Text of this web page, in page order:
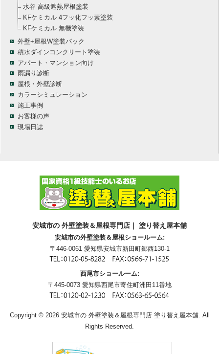
水谷 高級遮熱屋根塗装
KFケミカル 4フッ化フッ素塗装
KFケミカル 無機塗装
外壁+屋根W塗装パック
積水ダインコンクリート塗装
アパート・マンション向け
雨漏り診断
屋根・外壁診断
カラーシミュレーション
施工事例
お客様の声
現場日誌
安城市の 外壁塗装＆屋根専門店｜ 塗り替え屋本舗
安城市の外壁塗装＆屋根ショールーム:
〒446-0061 愛知県安城市新田町郷西130-1
西尾市ショールーム:
〒445-0073 愛知県西尾市寄住町洲田11番地
Copyright © 2026 安城市の 外壁塗装＆屋根専門店 塗り替え屋本舗. All
Rights Reserved.